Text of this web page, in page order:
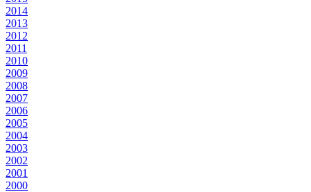
2014
2013
2012
2011
2010
2009
2008
2007
2006
2005
2004
2003
2002
2001
2000